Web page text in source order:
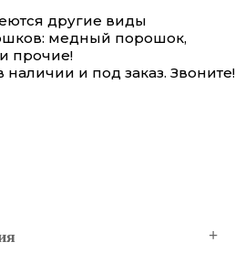
другие виды
медный порошок,
прочие!
и под заказ. Звоните!